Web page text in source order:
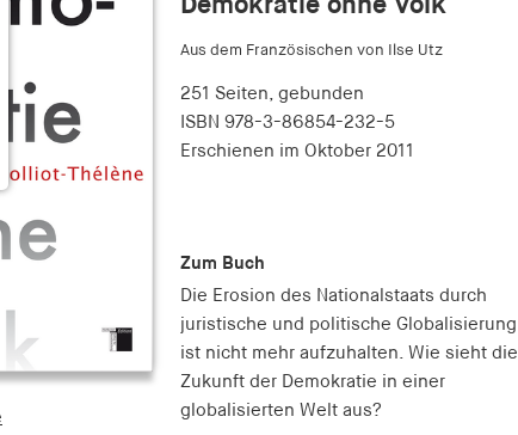
Demokratie ohne Volk
Aus dem Französischen von Ilse Utz
251 Seiten, gebunden
ISBN 978-3-86854-232-5
Erschienen im Oktober 2011
Zum Buch
Die Erosion des Nationalstaats durch
juristische und politische Globalisierung
ist nicht mehr aufzuhalten. Wie sieht die
Zukunft der Demokratie in einer
globalisierten Welt aus?